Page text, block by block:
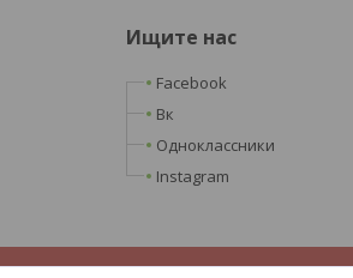
Ищите нас
Facebook
Вк
Одноклассники
Instagram